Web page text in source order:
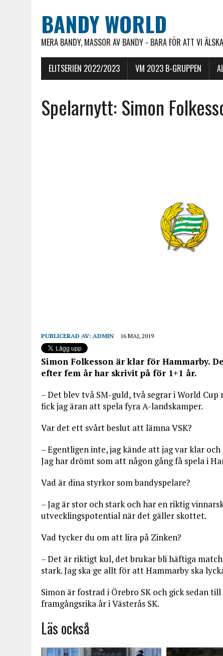
BANDY WORLD
MERA BANDY, MASSOR AV BANDY - BARA FÖR ATT VI
ELITSERIEN 2022/2023 VM 2023 B-GRUPPEN
Spelarnytt: Simon
PUBLICERAD AV: ADMIN 16 MAJ, 2019
Simon Folkesson är klar för Hammarby.
efter fem år har skrivit på för 1+1 år.
– Det blev två SM-guld, två segrar i World
fick jag äran att spela fyra A-landskamper.
Var det ett svårt beslut att lämna VSK?
– Egentligen inte, jag kände att jag var klar
Jag har drömt som att någon gång få spela i
Vad är dina styrkor som bandyspelare?
– Jag är stor och stark och har en riktig
utvecklingspotential när det gäller skottet.
Vad tycker du om att lira på Zinken?
– Det är riktigt kul, det brukar bli häftiga
stark. Jag ska ge allt för att Hammarby ska
Simon är fostrad i Örebro SK och gick sedan
framgångsrika år i Västerås SK.
Läs också